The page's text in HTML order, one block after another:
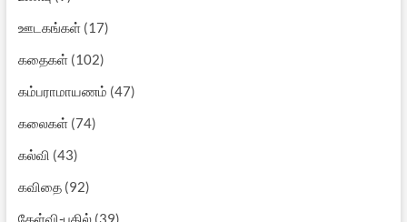
ஊடகங்கள்(17)
கதைகள்(102)
கம்பராமாயணம் (47)
கலைகள்(74)
கல்வி (43)
கவிதை(92)
கேள்வி-பதில்(39)